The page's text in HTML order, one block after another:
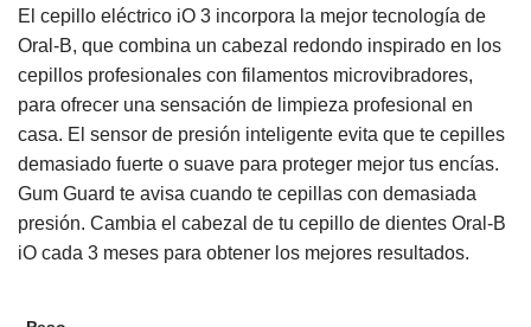
El cepillo eléctrico iO 3 incorpora la mejor tecnología de
Oral-B, que combina un cabezal redondo inspirado en los
cepillos profesionales con filamentos microvibradores,
para ofrecer una sensación de limpieza profesional en
casa. El sensor de presión inteligente evita que te cepilles
demasiado fuerte o suave para proteger mejor tus encías.
Gum Guard te avisa cuando te cepillas con demasiada
presión. Cambia el cabezal de tu cepillo de dientes Oral-B
iO cada 3 meses para obtener los mejores resultados.